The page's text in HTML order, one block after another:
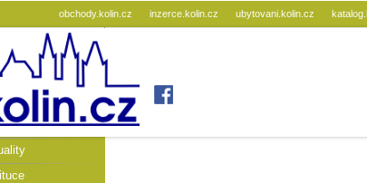
obchody.kolin.cz inzerce.kolin.cz ubytovani.kolin.cz